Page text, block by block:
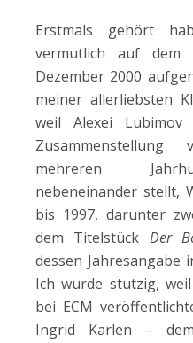
Erstmals gehört
vermutlich auf dem
Dezember 2000
meiner allerliebsten
weil Alexei
mehreren
nebeneinander stellt,
bis 1997, darunter
dem Titelstück Der
dessen Jahresangabe
Ich wurde stutzig,
bei ECM
Ingrid Karlen –